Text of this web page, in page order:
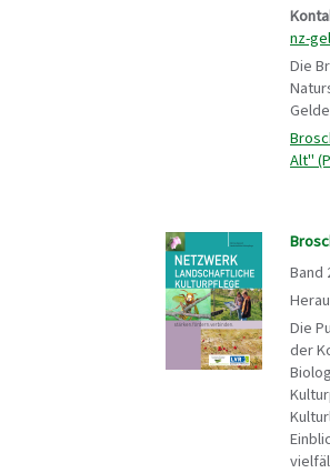
nz-
Die
Alt"
Band
Die
der